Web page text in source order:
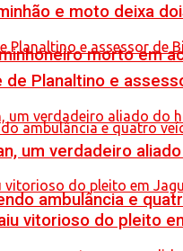
morto em
ambulância e
e moto deixa
Planaltino e
um verdadeiro
vitorioso do pleito